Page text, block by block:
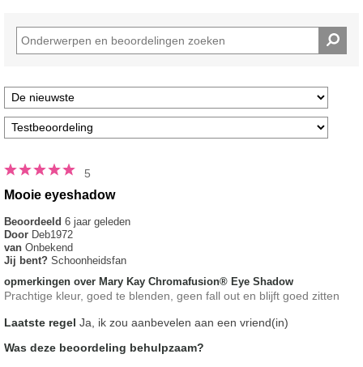
5
Mooie eyeshadow
Beoordeeld 6 jaar geleden
Door Deb1972
van Onbekend
Jij bent? Schoonheidsfan
opmerkingen over Mary Kay Chromafusion® Eye Shadow
Prachtige kleur, goed te blenden, geen fall out en blijft goed zitten
Laatste regel Ja, ik zou aanbevelen aan een vriend(in)
Was deze beoordeling behulpzaam?